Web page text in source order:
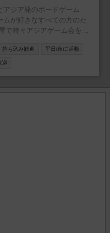
アジア発のボードゲーム
ムが好きなすべての方のた
持ち込み歓迎 平日/夜に活動
迎